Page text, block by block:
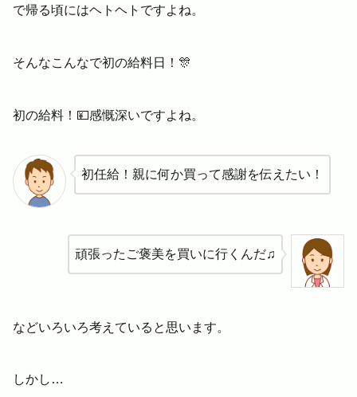
で帰る頃にはヘトヘトですよね。
そんなこんなで初の給料日！🎊
初の給料！💴感慨深いですよね。
初任給！親に何か買って感謝を伝えたい！
頑張ったご褒美を買いに行くんだ♫
などいろいろ考えていると思います。
しかし…